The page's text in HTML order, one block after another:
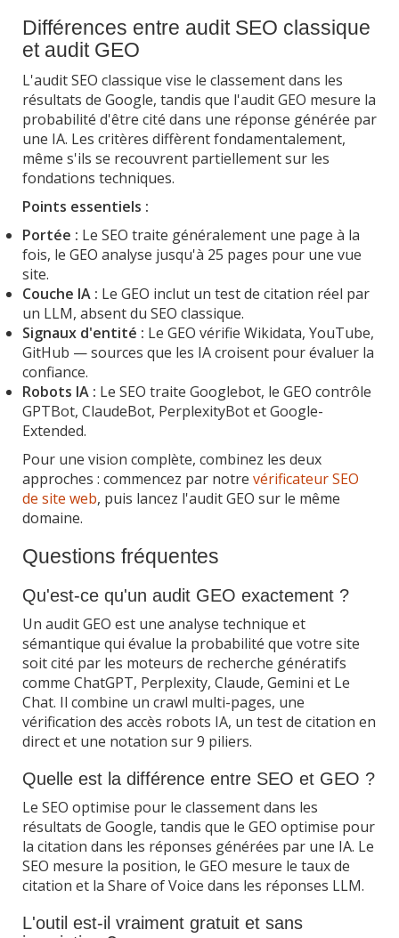
Différences entre audit SEO classique
et audit GEO
L'audit SEO classique vise le classement dans les
résultats de Google, tandis que l'audit GEO mesure la
probabilité d'être cité dans une réponse générée par
une IA. Les critères diffèrent fondamentalement,
même s'ils se recouvrent partiellement sur les
fondations techniques.
Points essentiels :
Portée : Le SEO traite généralement une page à la
fois, le GEO analyse jusqu'à 25 pages pour une vue
site.
Couche IA : Le GEO inclut un test de citation réel par
un LLM, absent du SEO classique.
Signaux d'entité : Le GEO vérifie Wikidata, YouTube,
GitHub — sources que les IA croisent pour évaluer la
confiance.
Robots IA : Le SEO traite Googlebot, le GEO contrôle
GPTBot, ClaudeBot, PerplexityBot et Google-
Extended.
Pour une vision complète, combinez les deux
approches : commencez par notre vérificateur SEO
de site web, puis lancez l'audit GEO sur le même
domaine.
Questions fréquentes
Qu'est-ce qu'un audit GEO exactement ?
Un audit GEO est une analyse technique et
sémantique qui évalue la probabilité que votre site
soit cité par les moteurs de recherche génératifs
comme ChatGPT, Perplexity, Claude, Gemini et Le
Chat. Il combine un crawl multi-pages, une
vérification des accès robots IA, un test de citation en
direct et une notation sur 9 piliers.
Quelle est la différence entre SEO et GEO ?
Le SEO optimise pour le classement dans les
résultats de Google, tandis que le GEO optimise pour
la citation dans les réponses générées par une IA. Le
SEO mesure la position, le GEO mesure le taux de
citation et la Share of Voice dans les réponses LLM.
L'outil est-il vraiment gratuit et sans